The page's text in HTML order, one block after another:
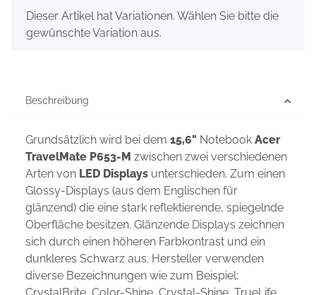
x
Dieser Artikel hat Variationen. Wählen Sie bitte die
gewünschte Variation aus.
Beschreibung
Grundsätzlich wird bei dem 15,6" Notebook Acer
TravelMate P653-M zwischen zwei verschiedenen
Arten von LED Displays unterschieden. Zum einen
Glossy-Displays (aus dem Englischen für
glänzend) die eine stark reflektierende, spiegelnde
Oberfläche besitzen. Glänzende Displays zeichnen
sich durch einen höheren Farbkontrast und ein
dunkleres Schwarz aus. Hersteller verwenden
diverse Bezeichnungen wie zum Beispiel: